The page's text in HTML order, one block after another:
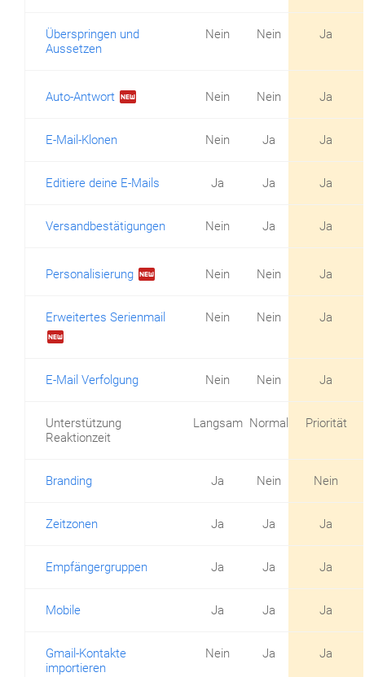
Überspringen und
Aussetzen
Nein Nein Ja
Auto-Antwort fiber_new Nein Nein Ja
E-Mail-Klonen Nein Ja Ja
Editiere deine E-Mails Ja Ja Ja
Versandbestätigungen Nein Ja Ja
Personalisierung fiber_new Nein Nein Ja
Erweitertes Serienmail
fiber_new
Nein Nein Ja
E-Mail Verfolgung Nein Nein Ja
Unterstützung
Reaktionzeit
Langsam Normal Priorität
Branding Ja Nein Nein
Zeitzonen Ja Ja Ja
Empfängergruppen Ja Ja Ja
Mobile Ja Ja Ja
Gmail-Kontakte
importieren
Nein Ja Ja